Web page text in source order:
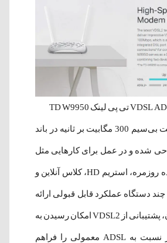
این مودم با سرعت بی‌سیم 300 مگابیت بر ثانیه در باند
شده و در عمل برای کارهایی مثل
وب‌گردی، استفاده روزمره، استریم HD، کلاس آنلاین و
دستگاه عملکرد قابل قبولی ارائه
می‌دهد. در کنار آن، پشتیبانی از VDSL2 امکان رسیدن به
سرعت‌های بالاتر نسبت به ADSL معمولی را فراهم